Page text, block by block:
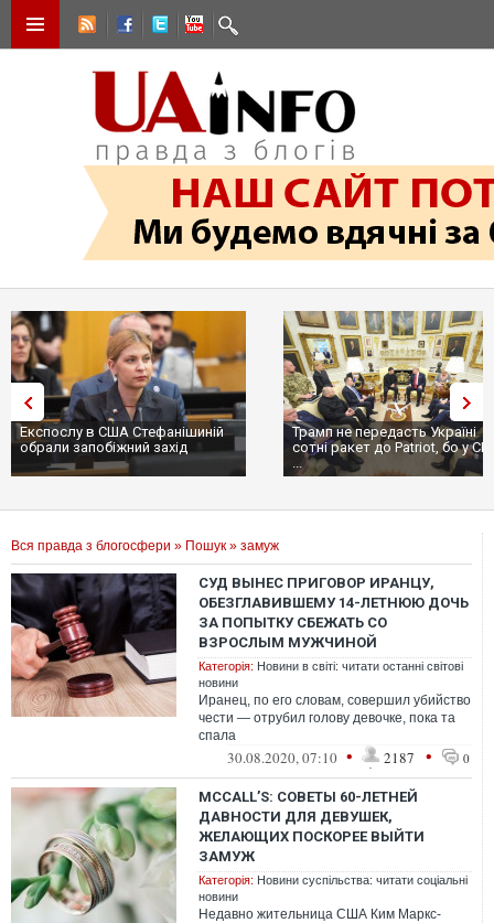
Експослу в США Стефанішиній
обрали запобіжний захід
Трамп не передасть Україні
сотні ракет до Patriot, бо у
...
Вся правда з блогосфери » Пошук » замуж
СУД ВЫНЕС ПРИГОВОР ИРАНЦУ,
ОБЕЗГЛАВИВШЕМУ 14-ЛЕТНЮЮ ДОЧЬ
ЗА ПОПЫТКУ СБЕЖАТЬ СО
ВЗРОСЛЫМ МУЖЧИНОЙ
Категорія: Новини в світі: читати останні світові
новини
Иранец, по его словам, совершил убийство
чести — отрубил голову девочке, пока та
спала
30.08.2020, 07:10 • 2187 • 0
MCCALL’S: СОВЕТЫ 60-ЛЕТНЕЙ
ДАВНОСТИ ДЛЯ ДЕВУШЕК,
ЖЕЛАЮЩИХ ПОСКОРЕЕ ВЫЙТИ
ЗАМУЖ
Категорія: Новини суспільства: читати соціальні
новини
Недавно жительница США Ким Маркс-